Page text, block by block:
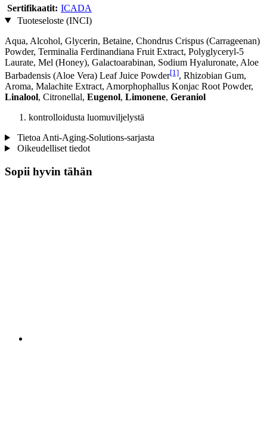
Sertifikaatit: ICADA
Tuoteseloste (INCI)
Aqua, Alcohol, Glycerin, Betaine, Chondrus Crispus (Carrageenan)
Powder, Terminalia Ferdinandiana Fruit Extract, Polyglyceryl-5
Laurate, Mel (Honey), Galactoarabinan, Sodium Hyaluronate, Aloe
Barbadensis (Aloe Vera) Leaf Juice Powder[1], Rhizobian Gum,
Aroma, Malachite Extract, Amorphophallus Konjac Root Powder,
Linalool, Citronellal, Eugenol, Limonene, Geraniol
kontrolloidusta luomuviljelystä
Tietoa Anti-Aging-Solutions-sarjasta
Oikeudelliset tiedot
Sopii hyvin tähän